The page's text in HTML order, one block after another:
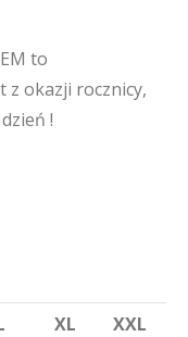
to
z okazji rocznicy,
!
XL XXL